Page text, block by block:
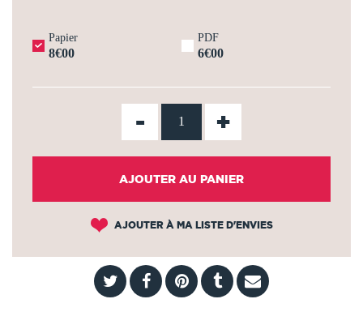
Papier
8€00
PDF
6€00
- +
AJOUTER AU PANIER
AJOUTER À MA LISTE D'ENVIES